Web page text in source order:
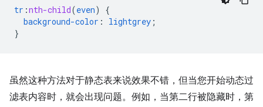
tr :nth-child(even)
{
background-color : lightgrey ;
}
虽然这种方法对于静态表来说效果不错，但当您开始动态过
滤表内容时，就会出现问题。例如，当第二行被隐藏时，第